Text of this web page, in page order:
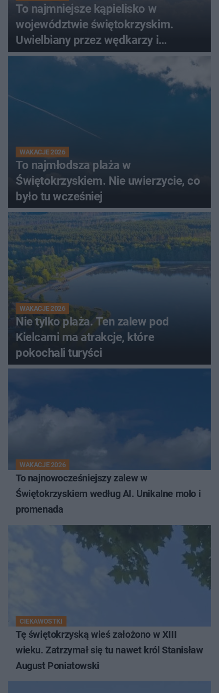
To najmniejsze kąpielisko w
województwie świętokrzyskim.
Uwielbiany przez wędkarzy i
turystów
WAKACJE 2026
To najmłodsza plaża w
Świętokrzyskiem. Nie uwierzycie, co
było tu wcześniej
WAKACJE 2026
Nie tylko plaża. Ten zalew pod
Kielcami ma atrakcje, które
pokochali turyści
WAKACJE 2026
To najnowocześniejszy zalew w
Świętokrzyskiem według AI. Unikalne molo i
promenada
CIEKAWOSTKI
Tę świętokrzyską wieś założono w XIII
wieku. Zatrzymał się tu nawet król Stanisław
August Poniatowski